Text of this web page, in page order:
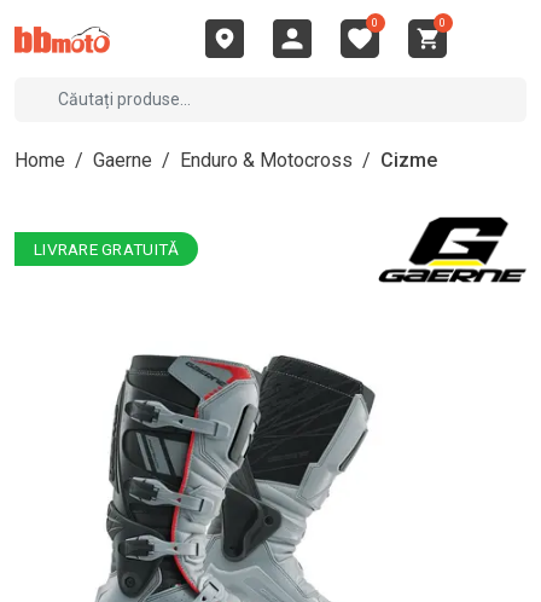
0 0
Home / Gaerne / Enduro & Motocross / Cizme
LIVRARE GRATUITĂ